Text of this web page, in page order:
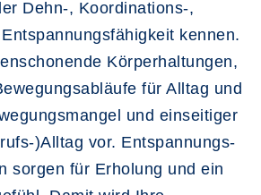
Dehn-, Koordinations-,
kennen.
Körperhaltungen,
für Alltag und
und einseitiger
)Alltag vor. Entspannungs-
sorgen für Erholung und ein